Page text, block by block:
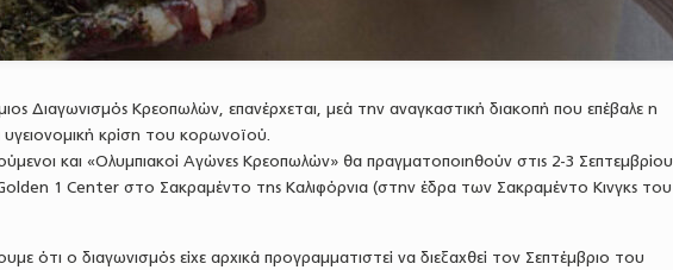
Διαγωνισμός Κρεοπωλών, επανέρχεται, μεά την αναγκαστική διακοπή που επέβαλε η
υγειονομική κρίση του κορωνοϊού.
και «Ολυμπιακοί Αγώνες Κρεοπωλών» θα πραγματοποιηθούν στις 2-3 Σεπτεμβρίου
1 Center στο Σακραμέντο της Καλιφόρνια (στην έδρα των Σακραμέντο Κινγκς του
ότι ο διαγωνισμός είχε αρχικά προγραμματιστεί να διεξαχθεί τον Σεπτέμβριο του